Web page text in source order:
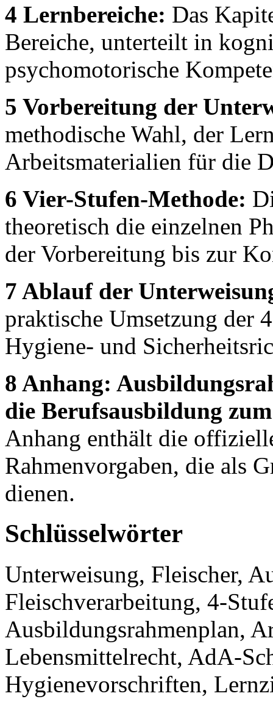
4 Lernbereiche: Das
Bereiche, unterteilt in
psychomotorische
5 Vorbereitung der
methodische Wahl, der
Arbeitsmaterialien für die
6 Vier-Stufen-Methode:
theoretisch die einzelnen
der Vorbereitung bis zur
7 Ablauf der
praktische Umsetzung der
Hygiene- und
8 Anhang:
die Berufsausbildung
Anhang enthält die
Rahmenvorgaben, die als
dienen.
Schlüsselwörter
Unterweisung, Fleischer,
Fleischverarbeitung, 4-
Ausbildungsrahmenplan,
Lebensmittelrecht, AdA-
Hygienevorschriften,